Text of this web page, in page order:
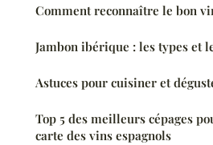
Comment reconnaître le bon
Jambon ibérique : les types et
Astuces pour cuisiner et
Top 5 des meilleurs cépages
carte des vins espagnols